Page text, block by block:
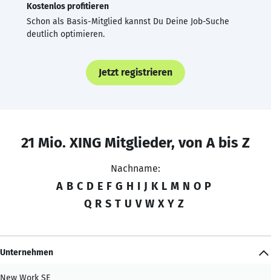
Kostenlos profitieren
Schon als Basis-Mitglied kannst Du Deine Job-Suche
deutlich optimieren.
Jetzt registrieren
21 Mio. XING Mitglieder, von A bis Z
Nachname:
A B C D E F G H I J K L M N O P
Q R S T U V W X Y Z
Unternehmen
New Work SE